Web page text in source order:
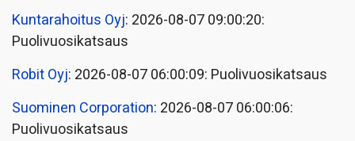
Kuntarahoitus Oyj: 2026-08-07 09:00:20:
Puolivuosikatsaus
Robit Oyj: 2026-08-07 06:00:09: Puolivuosikatsaus
Suominen Corporation: 2026-08-07 06:00:06:
Puolivuosikatsaus